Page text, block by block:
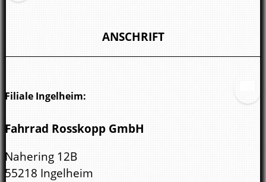
ANSCHRIFT
Filiale Ingelheim:
Fahrrad Rosskopp GmbH
Nahering 12B
55218 Ingelheim